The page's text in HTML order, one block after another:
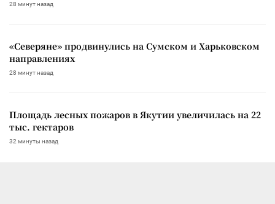
28 минут назад
«Северяне» продвинулись на Сумском и Харьковском
направлениях
28 минут назад
Площадь лесных пожаров в Якутии увеличилась на 22
тыс. гектаров
32 минуты назад